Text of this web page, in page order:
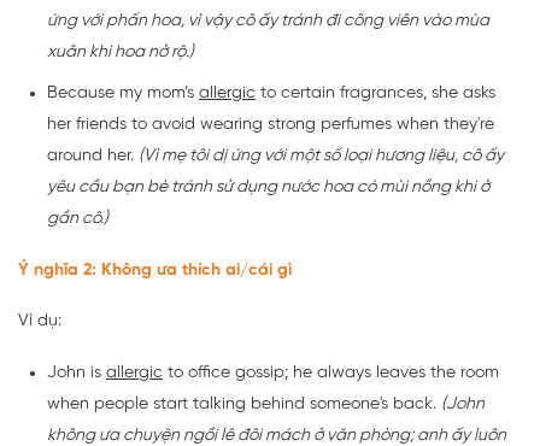
ứng với phấn hoa, vì vậy cô ấy tránh đi công viên vào mùa
xuân khi hoa nở rộ.)
Because my mom’s allergic to certain fragrances, she asks
her friends to avoid wearing strong perfumes when they're
around her. (Vì mẹ tôi dị ứng với một số loại hương liệu, cô ấy
yêu cầu bạn bè tránh sử dụng nước hoa có mùi nồng khi ở
gần cô.)
Ý nghĩa 2: Không ưa thích ai/cái gì
Ví dụ:
John is allergic to office gossip; he always leaves the room
when people start talking behind someone's back. (John
không ưa chuyện ngồi lê đôi mách ở văn phòng; anh ấy luôn